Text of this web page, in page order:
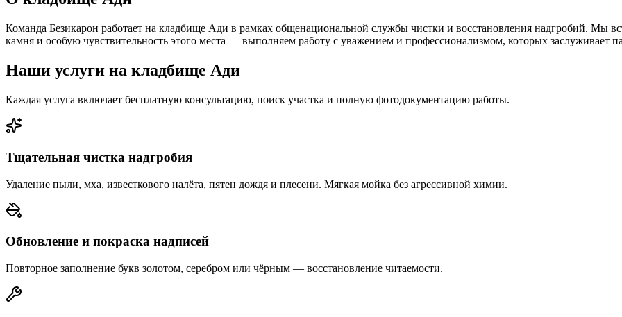
Команда Безикарон работает на кладбище Ади в рамках общенациональной службы чистки и восстановления надгробий. Мы
камня и особую чувствительность этого места — выполняем работу с уважением и профессионализмом, которых заслуживает
Наши услуги на кладбище Ади
Каждая услуга включает бесплатную консультацию, поиск участка и полную фотодокументацию работы.
Тщательная чистка надгробия
Удаление пыли, мха, известкового налёта, пятен дождя и плесени. Мягкая мойка без агрессивной химии.
Обновление и покраска надписей
Повторное заполнение букв золотом, серебром или чёрным — восстановление читаемости.